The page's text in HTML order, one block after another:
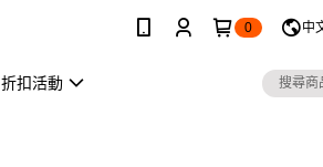
0 中
折扣活動